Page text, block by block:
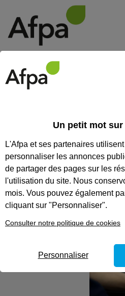
Un petit mot
L'Afpa et ses partenaires
personnaliser les annonces
de partager des pages sur les
l'utilisation du site. Nous
mois. Vous pouvez également
cliquant sur "Personnaliser".
Consulter notre politique de cookies
Personnaliser